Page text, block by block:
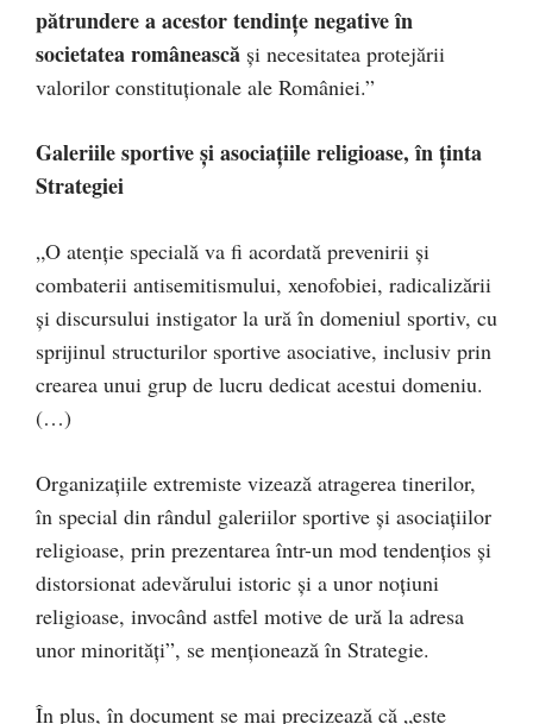
pătrundere a acestor tendințe negative în
societatea românească și necesitatea protejării
valorilor constituționale ale României.”
Galeriile sportive și asociațiile religioase, în ținta
Strategiei
„O atenție specială va fi acordată prevenirii și
combaterii antisemitismului, xenofobiei, radicalizării
și discursului instigator la ură în domeniul sportiv, cu
sprijinul structurilor sportive asociative, inclusiv prin
crearea unui grup de lucru dedicat acestui domeniu.
(…)
Organizațiile extremiste vizează atragerea tinerilor,
în special din rândul galeriilor sportive și asociațiilor
religioase, prin prezentarea într-un mod tendențios și
distorsionat adevărului istoric și a unor noțiuni
religioase, invocând astfel motive de ură la adresa
unor minorități”, se menționează în Strategie.
În plus, în document se mai precizează că „este